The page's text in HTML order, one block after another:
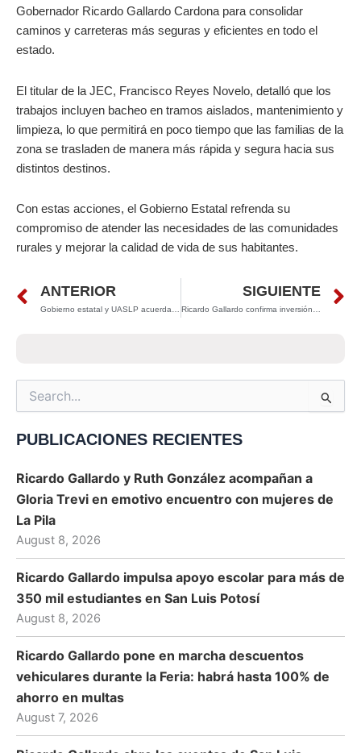
Gobernador Ricardo Gallardo Cardona para consolidar
caminos y carreteras más seguras y eficientes en todo el
estado.
El titular de la JEC, Francisco Reyes Novelo, detalló que los
trabajos incluyen bacheo en tramos aislados, mantenimiento y
limpieza, lo que permitirá en poco tiempo que las familias de la
zona se trasladen de manera más rápida y segura hacia sus
distintos destinos.
Con estas acciones, el Gobierno Estatal refrenda su
compromiso de atender las necesidades de las comunidades
rurales y mejorar la calidad de vida de sus habitantes.
Prev
ANTERIOR SIGUIENTE
Search
for:
PUBLICACIONES RECIENTES
Ricardo Gallardo y Ruth González acompañan a
Gloria Trevi en emotivo encuentro con mujeres de
La Pila
August 8, 2026
Ricardo Gallardo impulsa apoyo escolar para más de
350 mil estudiantes en San Luis Potosí
August 8, 2026
Ricardo Gallardo pone en marcha descuentos
vehiculares durante la Feria: habrá hasta 100% de
ahorro en multas
August 7, 2026